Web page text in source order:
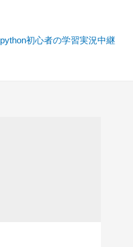
python初心者の学習実況中継